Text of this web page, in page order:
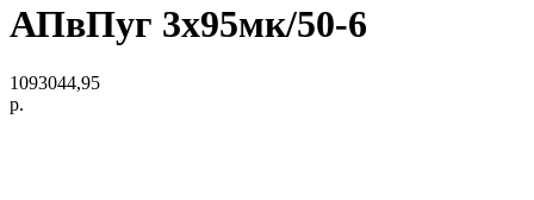
АПвПуг 3х95мк/50-6
1093044,95
р.